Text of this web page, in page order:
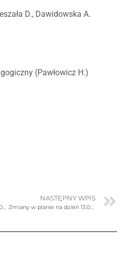
D., Dawidowska A.
(Pawłowicz H.)
Zmiany w planie na dzień 12.06.2024r. (środa)
NASTĘPNY WPIS
Zmiany w planie na dzień 13.06.2024r. (czwartek) – poprawione